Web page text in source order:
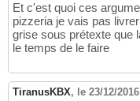
Et c'est quoi ces
pizzeria je vais pas
grise sous prétexte que
le temps de le faire
TiranusKBX, le 23/12/